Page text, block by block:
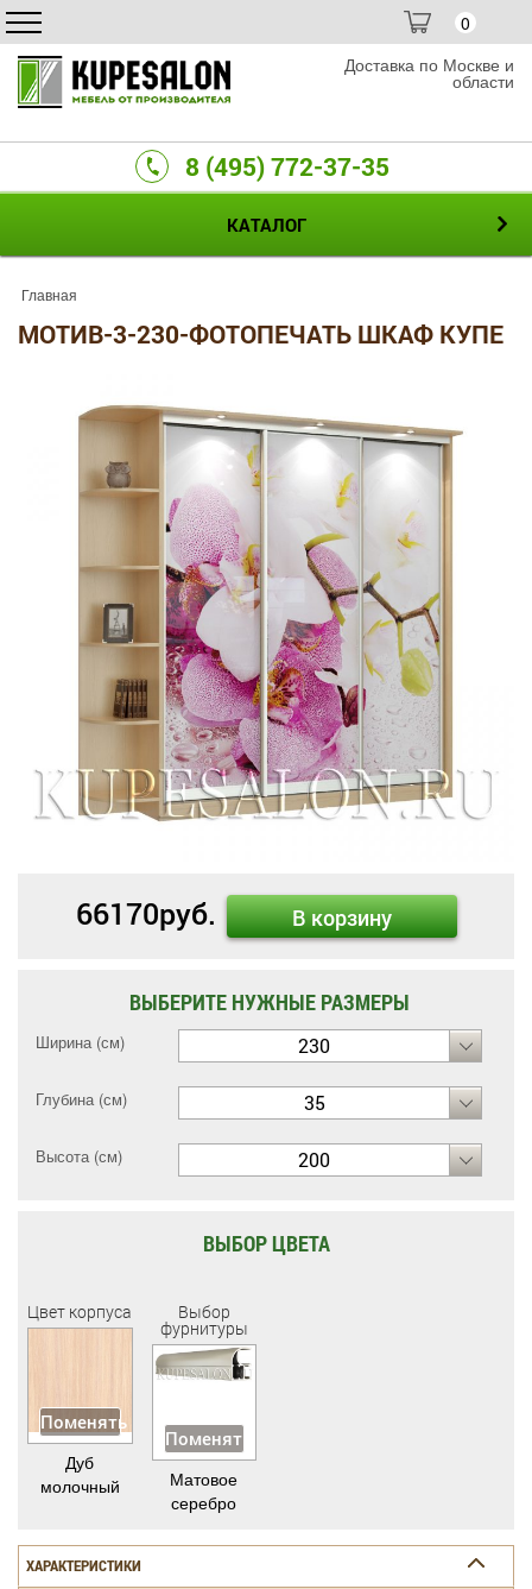
0
Доставка по Москве и
области
8 (495) 772-37-35
КАТАЛОГ
Главная
МОТИВ-3-230-ФОТОПЕЧАТЬ ШКАФ КУПЕ
66170руб. В корзину
ВЫБЕРИТЕ НУЖНЫЕ РАЗМЕРЫ
Ширина (см) 230
Глубина (см) 35
Высота (см) 200
ВЫБОР ЦВЕТА
Цвет корпуса
Поменять
Дуб
молочный
Выбор
фурнитуры
Поменять
Матовое
серебро
ХАРАКТЕРИСТИКИ